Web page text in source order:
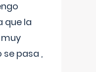
que la
se pasa ,